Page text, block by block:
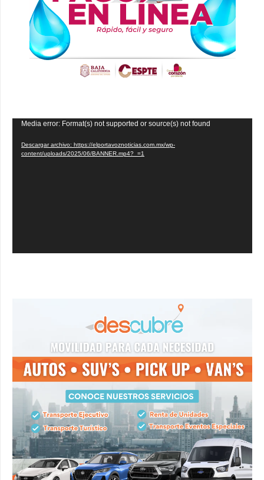
Reproductor
vídeo
Media error: Format(s) not supported or source(s) not found
Descargar archivo: https://elportavoznoticias.com.mx/wp-
content/uploads/2025/06/BANNER.mp4?_=1